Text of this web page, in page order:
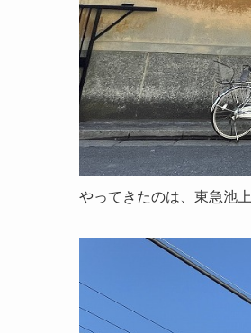
やってきたのは、東急池上